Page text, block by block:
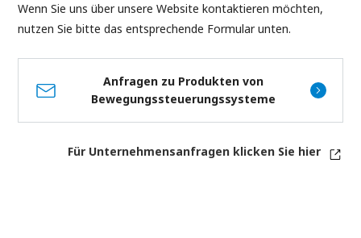
Wenn Sie uns über unsere Website kontaktieren möchten,
nutzen Sie bitte das entsprechende Formular unten.
Anfragen zu Produkten von
Bewegungssteuerungssysteme
Für Unternehmensanfragen klicken Sie hier